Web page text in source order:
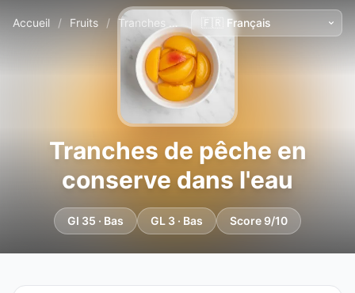
Accueil / Fruits / Tranches de pêche en conserve dans l'eau
Tranches de pêche en
conserve dans l'eau
GI 35 · Bas GL 3 · Bas Score 9/10